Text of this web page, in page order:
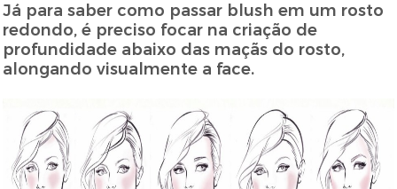
Já para saber como passar blush em um rosto
redondo, é preciso focar na criação de
profundidade abaixo das maçãs do rosto,
alongando visualmente a face.